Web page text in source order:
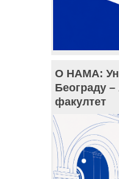
О НАМА:
Београду –
факултет